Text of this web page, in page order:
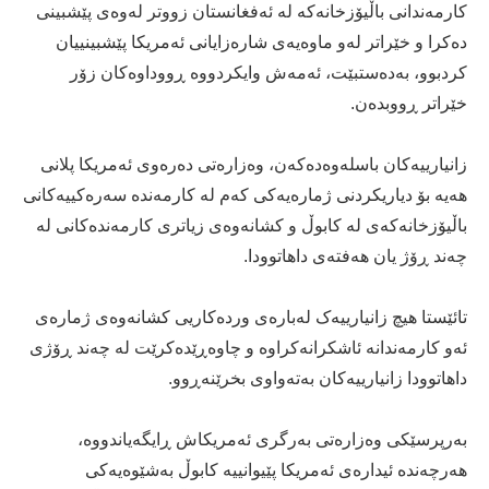
كارمەندانی باڵیۆزخانەكە لە ئەفغانستان زووتر لەوەی پێشبینی
دەکرا و خێراتر لەو ماوەیەی شارەزایانی ئەمریکا پێشبینییان
کردبوو، بەدەستبێت، ئەمەش وایکردووە ڕووداوەکان زۆر
خێراتر ڕووبدەن.
زانیارییەکان باسلەوەدەکەن، وەزارەتی دەرەوی ئەمریکا پلانی
هەیە بۆ دیاریکردنی ژمارەیەکی کەم لە کارمەندە سەرەکییەکانی
باڵیۆزخانەکەی لە کابوڵ و کشانەوەی زیاتری کارمەندەکانی لە
چەند ڕۆژ یان هەفتەی داهاتوودا.
تائێستا هیچ زانیارییەک لەبارەی وردەکاریی کشانەوەی ژمارەی
ئەو کارمەندانە ئاشکرانەکراوە و چاوەڕێدەکرێت لە چەند ڕۆژی
داهاتوودا زانیارییەکان بەتەواوی بخرێنەڕوو.
بەرپرسێکی وەزارەتی بەرگری ئەمریکاش ڕایگەیاندووە،
هەرچەندە ئیدارەی ئەمریکا پێیوانییە کابوڵ بەشێوەیەکی